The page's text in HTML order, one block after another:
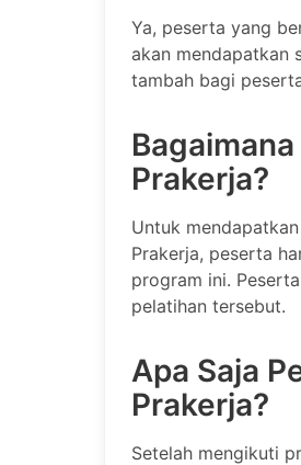
Ya, peserta yang
akan mendapatkan
tambah bagi
Prakerja?
Untuk
Prakerja, peserta
program ini.
pelatihan tersebut.
Apa Saja
Prakerja?
Setelah mengikuti